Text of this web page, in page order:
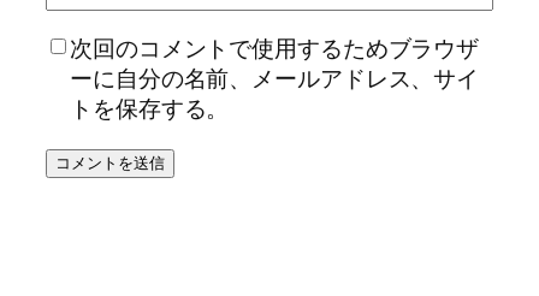
次回のコメントで使用するためブラウザ
ーに自分の名前、メールアドレス、サイ
トを保存する。